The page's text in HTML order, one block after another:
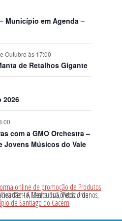
Município em Agenda –
Outubro às 17:00
de Retalhos Gigante
2026
com a GMO Orchestra –
Jovens Músicos do Vale